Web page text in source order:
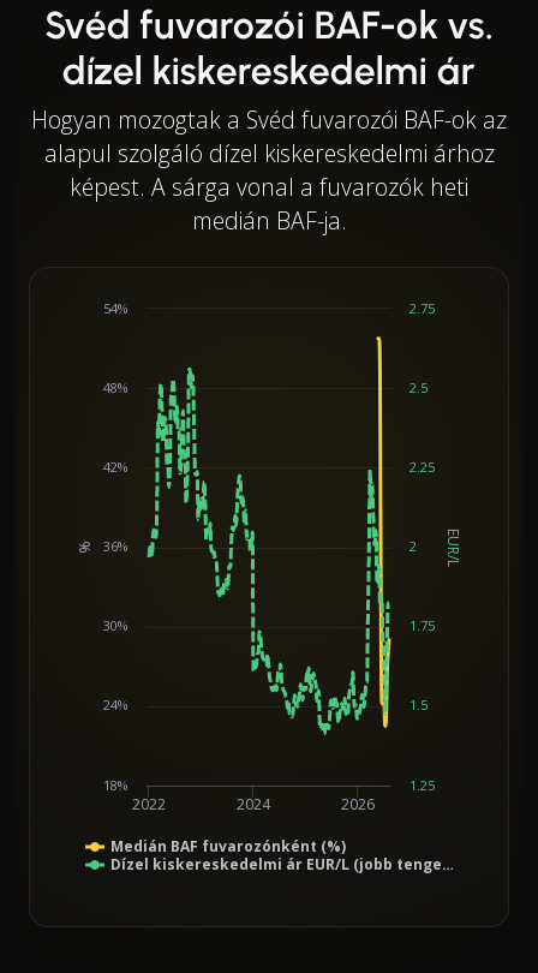
Svéd fuvarozói BAF-ok vs.
dízel kiskereskedelmi ár
Hogyan mozogtak a Svéd fuvarozói BAF-ok az
alapul szolgáló dízel kiskereskedelmi árhoz
képest. A sárga vonal a fuvarozók heti
medián BAF-ja.
% EUR/L
Medián BAF fuvarozónként (%)
Dízel kiskereskedelmi ár EUR/L (jobb tenge…
2022 2024 2026
18%
24%
30%
36%
42%
48%
54%
1.25
1.5
1.75
2
2.25
2.5
2.75